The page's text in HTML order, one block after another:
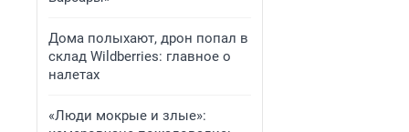
Дома полыхают, дрон попал в
склад Wildberries: главное о
налетах
«Люди мокрые и злые»: